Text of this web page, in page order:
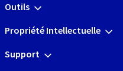
Outils
Propriété Intellectuelle
Support